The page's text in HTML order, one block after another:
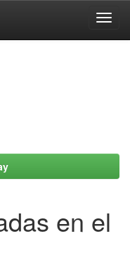
en el